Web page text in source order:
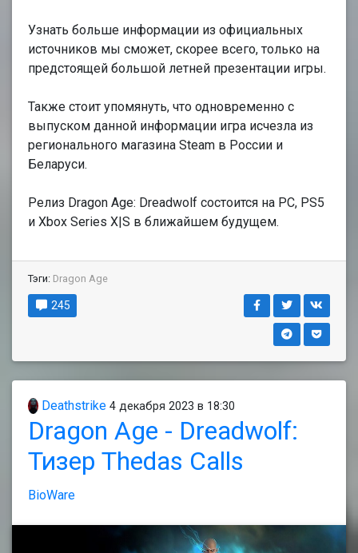
Узнать больше информации из официальных
источников мы сможет, скорее всего, только на
предстоящей большой летней презентации игры.
Также стоит упомянуть, что одновременно с
выпуском данной информации игра исчезла из
регионального магазина Steam в России и
Беларуси.
Релиз Dragon Age: Dreadwolf состоится на PС, PS5
и Xbox Series X|S в ближайшем будущем.
Тэги: Dragon Age
245
Deathstrike 4 декабря 2023 в 18:30
Dragon Age - Dreadwolf:
Тизер Thedas Calls
BioWare